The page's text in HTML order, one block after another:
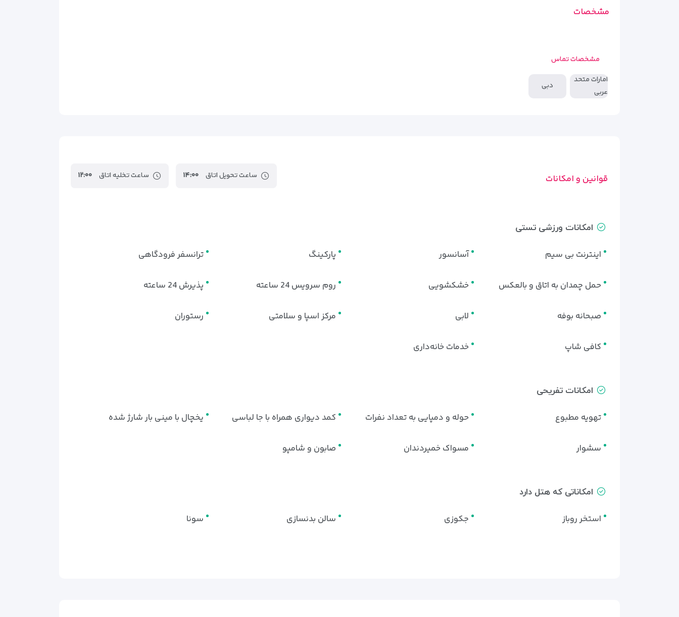
مشخصات
مشخصات تماس
امارات متحد
عربی
دبی
قوانین و امکانات ساعت تحویل اتاق ۱۴:۰۰ ساعت تخلیه اتاق ۱۲:۰۰
امکانات ورزشی تستی
اینترنت بی سیم آسانسور پارکینگ ترانسفر فرودگاهی
حمل چمدان به اتاق و بالعکس خشکشویی روم سرویس 24 ساعته پذیرش 24 ساعته
صبحانه بوفه لابی مرکز اسپا و سلامتی رستوران
کافی شاپ خدمات خانه‌داری
امکانات تفریحی
تهویه مطبوع حوله و دمپایی به تعداد نفرات کمد دیواری همراه با جا لباسی یخچال با مینی بار شارژ شده
سشوار مسواک خمیردندان صابون و شامپو
امکاناتی که هتل دارد
استخر روباز جکوزی سالن بدنسازی سونا